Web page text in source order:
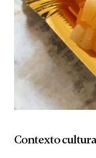
Contexto